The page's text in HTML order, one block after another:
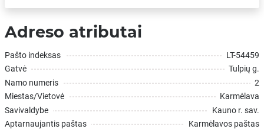
Adreso atributai
Pašto indeksas
LT-54459
Gatvė
Tulpių g.
Namo numeris
2
Miestas/Vietovė
Karmėlava
Savivaldybe
Kauno r. sav.
Aptarnaujantis paštas
Karmėlavos paštas